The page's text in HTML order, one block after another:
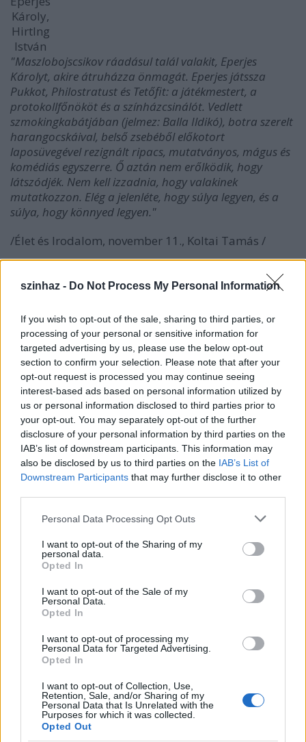
szinhaz - Do Not Process My Personal Information
If you wish to opt-out of the sale, sharing to third parties, or
processing of your personal or sensitive information for
targeted advertising by us, please use the below opt-out
section to confirm your selection. Please note that after your
opt-out request is processed you may continue seeing
interest-based ads based on personal information utilized by
us or personal information disclosed to third parties prior to
your opt-out. You may separately opt-out of the further
disclosure of your personal information by third parties on the
IAB’s list of downstream participants. This information may
also be disclosed by us to third parties on the IAB’s List of
Downstream Participants that may further disclose it to other
Please note that this website/app uses one or more Google
not limited to your visit or usage behaviour. You may click to
grant or deny consent to Google and its third-party tags to
use your data for below specified purposes in below Google
consent section.
Personal Data Processing Opt Outs
I want to opt-out of the Sharing of my
personal data.
Opted In
I want to opt-out of the Sale of my
Personal Data.
Opted In
I want to opt-out of processing my
Personal Data for Targeted Advertising.
Opted In
I want to opt-out of Collection, Use,
Retention, Sale, and/or Sharing of my
Personal Data that Is Unrelated with the
Purposes for which it was collected.
Opted Out
Károly,
Hirtlng
István
"Maszlobojscsikov ráadásul talál valakit, Eperjes
Károlyt, akire átruházza önmagát. Eperjes játssza
Pukkot, Philostratust és Tetőfit: a játékmestert, a
protokollfőnököt és a színházcsinálót. Vedlett
szmokingkabátjában (jelmez: Balla Ildikó), botra szerelt
harangocskáival, belső zsebéből előkotort
laposüvegével rezignált ripacs, mutatványos, mágus és
komédiás egyszerre. Ő aztán nem erőlködik, hogy
látszódjék. Nem kell izzadnia, hogy valakinek
mutatkozzon. Elég a jelenléte, hogy súlya legyen, és a
súlya, hogy könnyed legyen."
/Élet és Irodalom, november 11., Koltai Tamás /
Maszlobojscsikov. Nem csak a szerelmes athéni ifjakra
bocsátott álom kuszaságait, hanem magának a
költőóriásnak az álmát. Reméli, ilyen lehetett
képzeletében. A maga tervezte játék téren egy előre-
hátra görgethető tologatható pódiumon gördíti be a
szereplőket. Az eredeti foglalkozása szerint
díszlettervező rendező igencsak rajta hagyta keze
nyomát az előadáson. Hangsúlyos szerepet kap a
látvány, a látomásba forduló színpadi kompozíció, a
tér festői bejátszása, a gördülő pódiumon ülő szereplők
plasztikus csoportkép beállítása. (...) A mesteremberek
megannyi magánszáma és pompás összjátéka vaskos
ellenpontja a szürreális poézisnek. Átváltozás és játék,
nyomában.
/Magyar Nemzet, 2004.10.04., Metz Katalin/
Györgyi Anna a legnőibb tündérkirálynő a mai
másik mosolya, mozdulata, hangsúlya, bájos fintora a
fiatal Ruttkai Évára emlékeztet. Bubik István - úgy is,
mint több Szentivánéji álom bemutatón, elszabadul a
pokol, amikor Zuboly - Tompor belevág híres
monológjába: "Jaj mint látok, Thisbémet nem látom."
Röhög, visít az egész nézőtér.